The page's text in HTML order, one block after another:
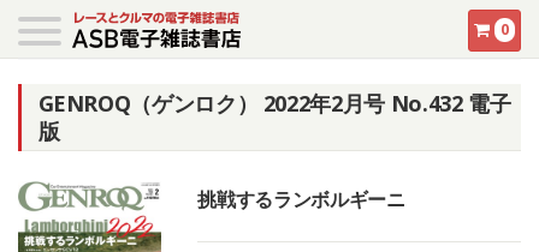
0
GENROQ（ゲンロク） 2022年2月号 No.432 電子
版
挑戦するランボルギーニ